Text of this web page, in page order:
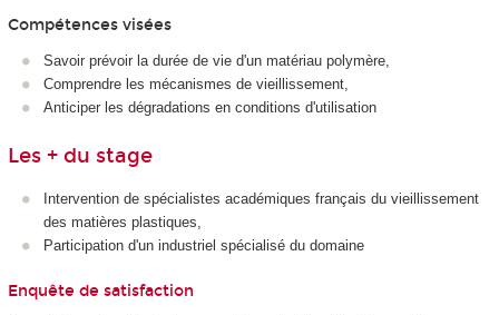
Compétences visées
Savoir prévoir la durée de vie d'un matériau polymère,
Comprendre les mécanismes de vieillissement,
Anticiper les dégradations en conditions d'utilisation
Les + du stage
Intervention de spécialistes académiques français du vieillissement
des matières plastiques,
Participation d'un industriel spécialisé du domaine
Enquête de satisfaction